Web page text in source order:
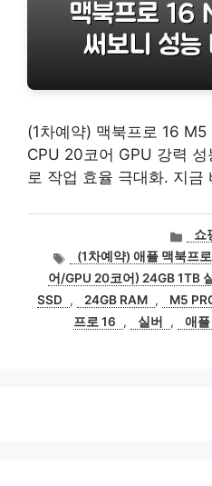
(1차예약) 맥북프로 16 M5
CPU 20코어 GPU 강력
로 작업 효율 극대화. 지금
카
테
고
리
쇼
태
그
(1차예약) 애플 맥북프
어/GPU 20코어) 24GB 1TB
SSD
, 24GB RAM , M5
프로 16
, 실버 , 애플